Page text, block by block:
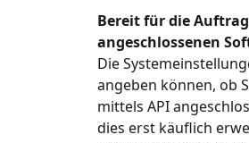
Bereit für die
angeschlossenen
Die
angeben können, ob
mittels API
dies erst käuflich